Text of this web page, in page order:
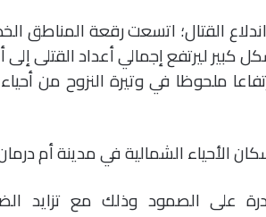
من 125 يوما من اندلاع القتال؛ اتسعت رقعة
ليرتفع إجمالي أعداد القتلى إلى أكثر من
ملحوظا في وتيرة النزوح من
الأحياء الشمالية في مدينة أم
على الصمود وذلك مع تزايد